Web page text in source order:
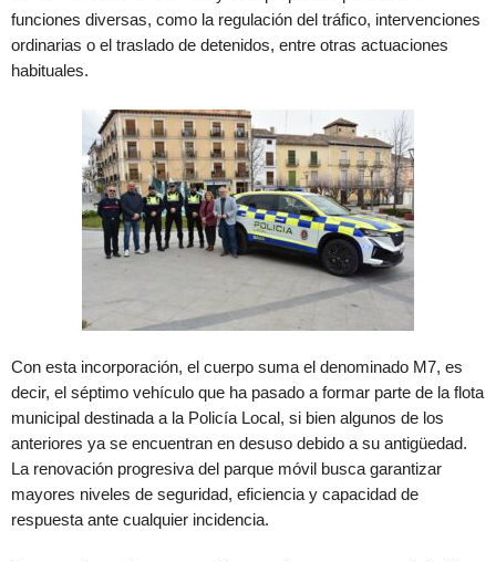
funciones diversas, como la regulación del tráfico, intervenciones
ordinarias o el traslado de detenidos, entre otras actuaciones
habituales.
Con esta incorporación, el cuerpo suma el denominado M7, es
decir, el séptimo vehículo que ha pasado a formar parte de la flota
municipal destinada a la Policía Local, si bien algunos de los
anteriores ya se encuentran en desuso debido a su antigüedad.
La renovación progresiva del parque móvil busca garantizar
mayores niveles de seguridad, eficiencia y capacidad de
respuesta ante cualquier incidencia.